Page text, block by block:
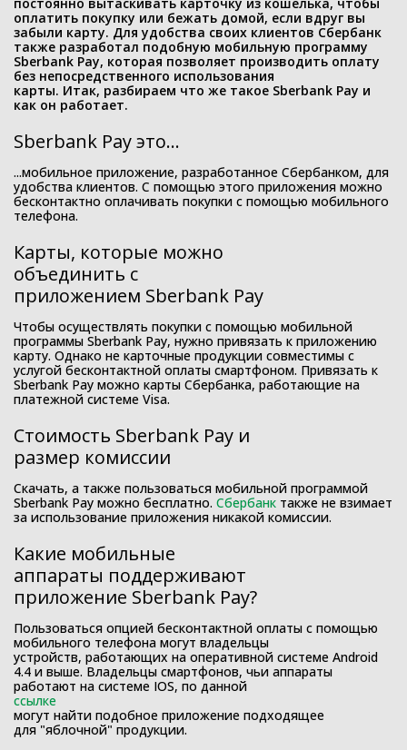
оплатить покупку или бежать домой, если вдруг вы
забыли карту. Для удобства своих клиентов Сбербанк
также разработал подобную мобильную программу
Sberbank Pay, которая позволяет производить оплату
без непосредственного использования
карты. Итак, разбираем что же такое Sberbank Pay и
как он работает.
Sberbank Pay это...
...мобильное приложение, разработанное Сбербанком, для
удобства клиентов. С помощью этого приложения можно
бесконтактно оплачивать покупки с помощью мобильного
телефона.
Карты, которые можно
объединить с
приложением Sberbank Pay
Чтобы осуществлять покупки с помощью мобильной
программы Sberbank Pay, нужно привязать к приложению
карту. Однако не карточные продукции совместимы с
услугой бесконтактной оплаты смартфоном. Привязать к
Sberbank Pay можно карты Сбербанка, работающие на
платежной системе Visa.
Стоимость Sberbank Pay и
размер комиссии
Скачать, а также пользоваться мобильной программой
Sberbank Pay можно бесплатно. Сбербанк также не взимает
за использование приложения никакой комиссии.
Какие мобильные
аппараты поддерживают
приложение Sberbank Pay?
Пользоваться опцией бесконтактной оплаты с помощью
мобильного телефона могут владельцы
устройств, работающих на оперативной системе Android
4.4 и выше. Владельцы смартфонов, чьи аппараты
работают на системе IOS, по данной
ссылке
могут найти подобное приложение подходящее
для "яблочной" продукции.